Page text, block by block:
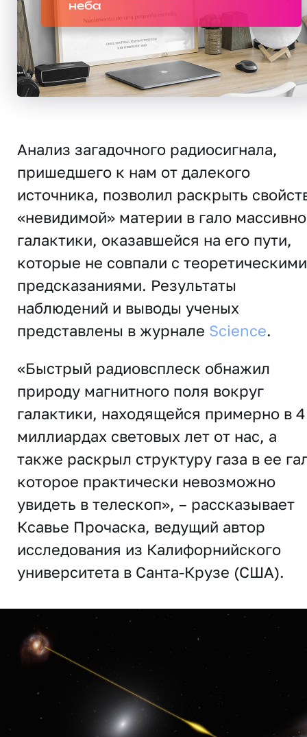
неба
Анализ загадочного радиосигнала,
пришедшего к нам от далекого
источника, позволил раскрыть
«невидимой» материи в гало
галактики, оказавшейся на его пути,
которые не совпали с теоретическими
предсказаниями. Результаты
наблюдений и выводы ученых
представлены в журнале Science.
«Быстрый радиовсплеск обнажил
природу магнитного поля вокруг
галактики, находящейся примерно в 4
миллиардах световых лет от нас, а
также раскрыл структуру газа в ее
которое практически невозможно
увидеть в телескоп», – рассказывает
Ксавье Прочаска, ведущий автор
исследования из Калифорнийского
университета в Санта-Крузе (США).